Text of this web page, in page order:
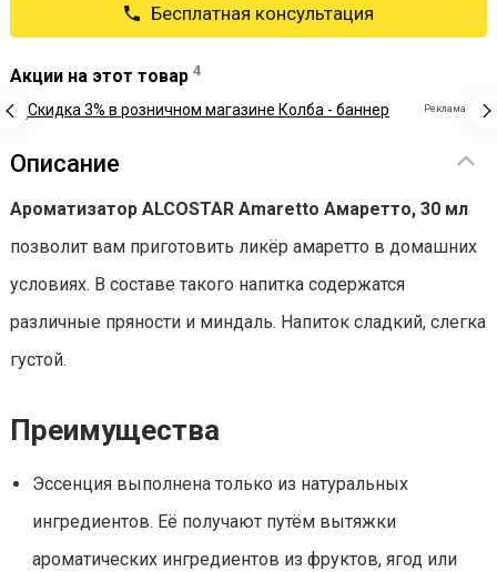
Бесплатная консультация
Акции на этот товар 4
Реклама
Описание
Ароматизатор ALCOSTAR Amaretto Амаретто, 30 мл
позволит вам приготовить ликёр амаретто в домашних
условиях. В составе такого напитка содержатся
различные пряности и миндаль. Напиток сладкий, слегка
густой.
Преимущества
Эссенция выполнена только из натуральных
ингредиентов. Её получают путём вытяжки
ароматических ингредиентов из фруктов, ягод или